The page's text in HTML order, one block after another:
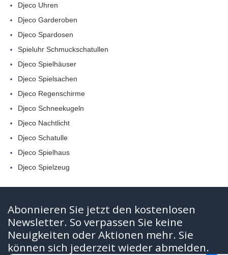
Djeco Uhren
Djeco Garderoben
Djeco Spardosen
Spieluhr Schmuckschatullen
Djeco Spielhäuser
Djeco Spielsachen
Djeco Regenschirme
Djeco Schneekugeln
Djeco Nachtlicht
Djeco Schatulle
Djeco Spielhaus
Djeco Spielzeug
Abonnieren Sie jetzt den kostenlosen
Newsletter. So verpassen Sie keine
Neuigkeiten oder Aktionen mehr. Sie
können sich jederzeit wieder abmelden.